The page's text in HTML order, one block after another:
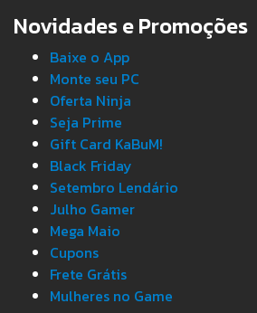
Novidades e Promoções
Baixe o App
Monte seu PC
Oferta Ninja
Seja Prime
Gift Card KaBuM!
Black Friday
Setembro Lendário
Julho Gamer
Mega Maio
Cupons
Frete Grátis
Mulheres no Game